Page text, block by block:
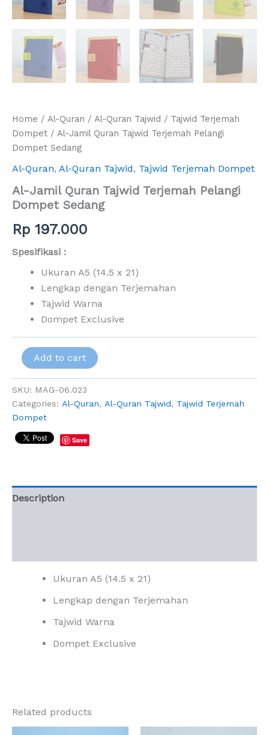
Home / Al-Quran / Al-Quran Tajwid / Tajwid Terjemah
Dompet / Al-Jamil Quran Tajwid Terjemah Pelangi
Dompet Sedang
Al-Quran, Al-Quran Tajwid, Tajwid Terjemah Dompet
Al-Jamil Quran Tajwid Terjemah Pelangi
Dompet Sedang
Rp 197.000
Spesifikasi :
Ukuran A5 (14.5 x 21)
Lengkap dengan Terjemahan
Tajwid Warna
Dompet Exclusive
Add to cart
SKU: MAG-06.023
Categories: Al-Quran, Al-Quran Tajwid, Tajwid Terjemah
Dompet
Save
Description
Ukuran A5 (14.5 x 21)
Lengkap dengan Terjemahan
Tajwid Warna
Dompet Exclusive
Related products